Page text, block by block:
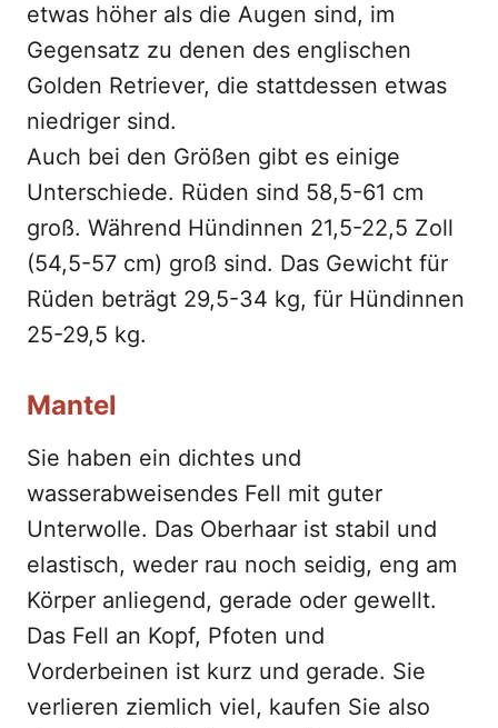
etwas höher als die Augen sind, im
Gegensatz zu denen des englischen
Golden Retriever, die stattdessen etwas
niedriger sind.
Auch bei den Größen gibt es einige
Unterschiede. Rüden sind 58,5-61 cm
groß. Während Hündinnen 21,5-22,5 Zoll
(54,5-57 cm) groß sind. Das Gewicht für
Rüden beträgt 29,5-34 kg, für Hündinnen
25-29,5 kg.
Mantel
Sie haben ein dichtes und
wasserabweisendes Fell mit guter
Unterwolle. Das Oberhaar ist stabil und
elastisch, weder rau noch seidig, eng am
Körper anliegend, gerade oder gewellt.
Das Fell an Kopf, Pfoten und
Vorderbeinen ist kurz und gerade. Sie
verlieren ziemlich viel, kaufen Sie also